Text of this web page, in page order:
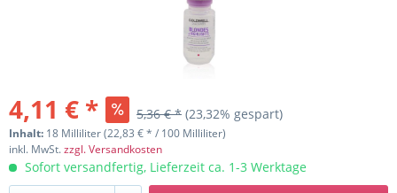
4,11 € * 5,36 € * (23,32% gespart)
Inhalt: 18 Milliliter (22,83 € * / 100 Milliliter)
inkl. MwSt.zzgl. Versandkosten
Sofort versandfertig, Lieferzeit ca. 1-3 Werktage